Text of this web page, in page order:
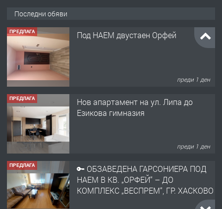
Последни обяви
ПРЕДЛАГА Под НАЕМ двустаен Орфей
преди 1 ден
ПРЕДЛАГА
Нов апартамент на ул. Липа до
Езикова гимназия
преди 1 ден
ПРЕДЛАГА
🔑 ОБЗАВЕДЕНА ГАРСОНИЕРА ПОД
НАЕМ В КВ. „ОРФЕЙ“ – ДО
КОМПЛЕКС „ВЕСПРЕМ“, ГР. ХАСКОВО